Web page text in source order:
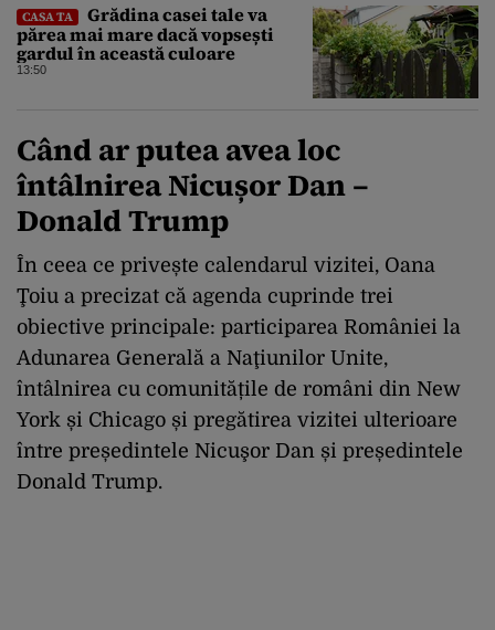
CASA TA
Grădina casei tale va
părea mai mare dacă vopsești
gardul în această culoare
13:50
Când ar putea avea loc
întâlnirea Nicușor Dan –
Donald Trump
În ceea ce privește calendarul vizitei, Oana
Ţoiu a precizat că agenda cuprinde trei
obiective principale: participarea României la
Adunarea Generală a Naţiunilor Unite,
întâlnirea cu comunitățile de români din New
York și Chicago și pregătirea vizitei ulterioare
între președintele Nicuşor Dan și președintele
Donald Trump.